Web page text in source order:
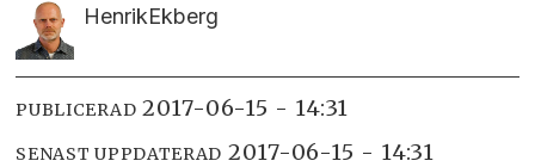
HenrikEkberg
PUBLICERAD 2017-06-15 - 14:31
SENAST UPPDATERAD 2017-06-15 - 14:31